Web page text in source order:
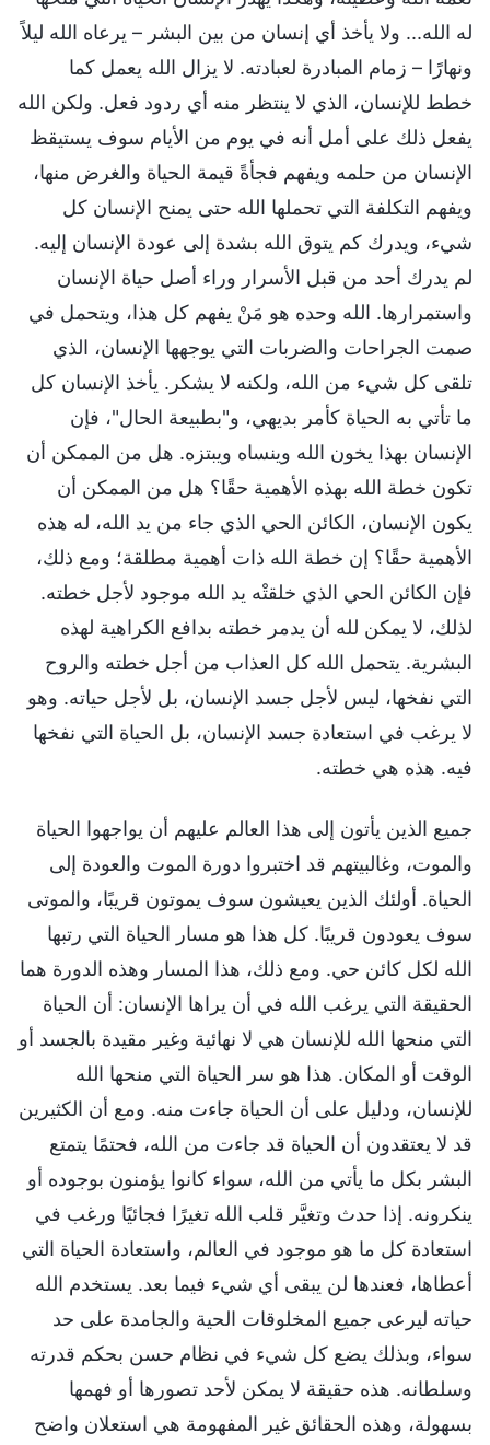
له الله... ولا يأخذ أي إنسان من بين البشر – يرعاه الله ليلاً
ونهارًا – زمام المبادرة لعبادته. لا يزال الله يعمل كما
خطط للإنسان، الذي لا ينتظر منه أي ردود فعل. ولكن الله
يفعل ذلك على أمل أنه في يوم من الأيام سوف يستيقظ
الإنسان من حلمه ويفهم فجأةً قيمة الحياة والغرض منها،
ويفهم التكلفة التي تحملها الله حتى يمنح الإنسان كل
شيء، ويدرك كم يتوق الله بشدة إلى عودة الإنسان إليه.
لم يدرك أحد من قبل الأسرار وراء أصل حياة الإنسان
واستمرارها. الله وحده هو مَنْ يفهم كل هذا، ويتحمل في
صمت الجراحات والضربات التي يوجهها الإنسان، الذي
تلقى كل شيء من الله، ولكنه لا يشكر. يأخذ الإنسان كل
ما تأتي به الحياة كأمر بديهي، و"بطبيعة الحال"، فإن
الإنسان بهذا يخون الله وينساه ويبتزه. هل من الممكن أن
تكون خطة الله بهذه الأهمية حقًا؟ هل من الممكن أن
يكون الإنسان، الكائن الحي الذي جاء من يد الله، له هذه
الأهمية حقًا؟ إن خطة الله ذات أهمية مطلقة؛ ومع ذلك،
فإن الكائن الحي الذي خلقتْه يد الله موجود لأجل خطته.
لذلك، لا يمكن لله أن يدمر خطته بدافع الكراهية لهذه
البشرية. يتحمل الله كل العذاب من أجل خطته والروح
التي نفخها، ليس لأجل جسد الإنسان، بل لأجل حياته. وهو
لا يرغب في استعادة جسد الإنسان، بل الحياة التي نفخها
فيه. هذه هي خطته.
جميع الذين يأتون إلى هذا العالم عليهم أن يواجهوا الحياة
والموت، وغالبيتهم قد اختبروا دورة الموت والعودة إلى
الحياة. أولئك الذين يعيشون سوف يموتون قريبًا، والموتى
سوف يعودون قريبًا. كل هذا هو مسار الحياة التي رتبها
الله لكل كائن حي. ومع ذلك، هذا المسار وهذه الدورة هما
الحقيقة التي يرغب الله في أن يراها الإنسان: أن الحياة
التي منحها الله للإنسان هي لا نهائية وغير مقيدة بالجسد أو
الوقت أو المكان. هذا هو سر الحياة التي منحها الله
للإنسان، ودليل على أن الحياة جاءت منه. ومع أن الكثيرين
قد لا يعتقدون أن الحياة قد جاءت من الله، فحتمًا يتمتع
البشر بكل ما يأتي من الله، سواء كانوا يؤمنون بوجوده أو
ينكرونه. إذا حدث وتغيَّر قلب الله تغيرًا فجائيًا ورغب في
استعادة كل ما هو موجود في العالم، واستعادة الحياة التي
أعطاها، فعندها لن يبقى أي شيء فيما بعد. يستخدم الله
حياته ليرعى جميع المخلوقات الحية والجامدة على حد
سواء، وبذلك يضع كل شيء في نظام حسن بحكم قدرته
وسلطانه. هذه حقيقة لا يمكن لأحد تصورها أو فهمها
بسهولة، وهذه الحقائق غير المفهومة هي استعلان واضح